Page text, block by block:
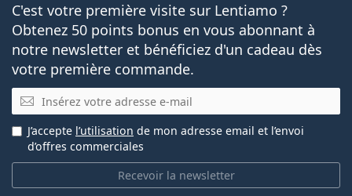
C'est votre première visite sur Lentiamo ?
Obtenez 50 points bonus en vous abonnant à
notre newsletter et bénéficiez d'un cadeau dès
votre première commande.
E-mail
Recevoir la newsletter
J’accepte l’utilisation de mon adresse email et l’envoi
d’offres commerciales